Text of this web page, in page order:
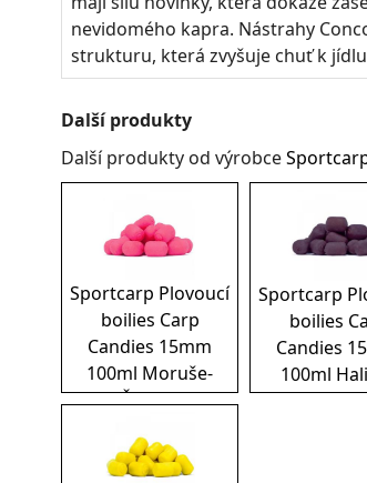
nevidomého kapra. Nástrahy
strukturu, která zvyšuje chuť k
Další produkty
Další produkty od výrobce
Sportcarp Plovoucí
boilies Carp
Candies 15mm
100ml Moruše-
Česnek
Sportcarp
boilies
Candies
100ml